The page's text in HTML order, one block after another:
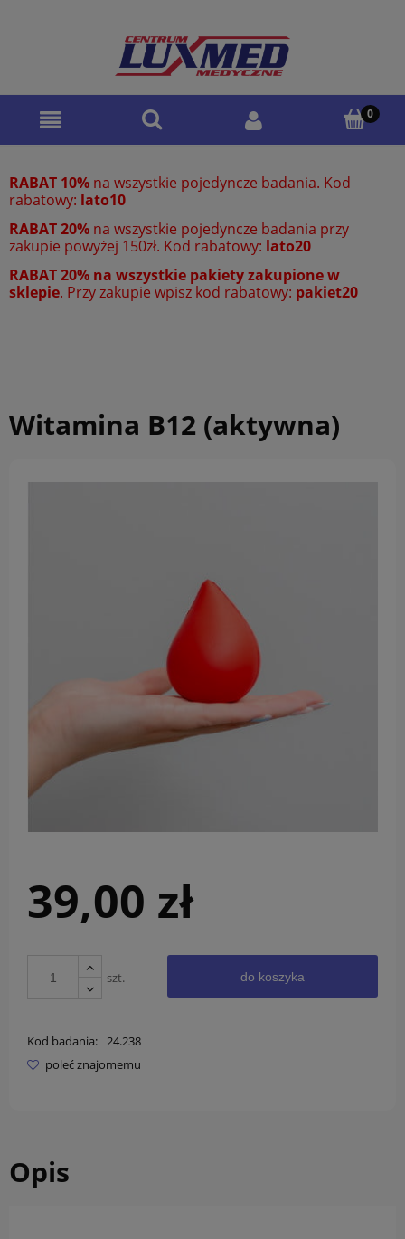
RABAT 10% na wszystkie pojedyncze badania. Kod
rabatowy: lato10
RABAT 20% na wszystkie pojedyncze badania przy
zakupie powyżej 150zł. Kod rabatowy: lato20
RABAT 20% na wszystkie pakiety zakupione w
sklepie. Przy zakupie wpisz kod rabatowy: pakiet20
Witamina B12 (aktywna)
39,00 zł
szt. do koszyka
Kod badania: 24.238
poleć znajomemu
Opis